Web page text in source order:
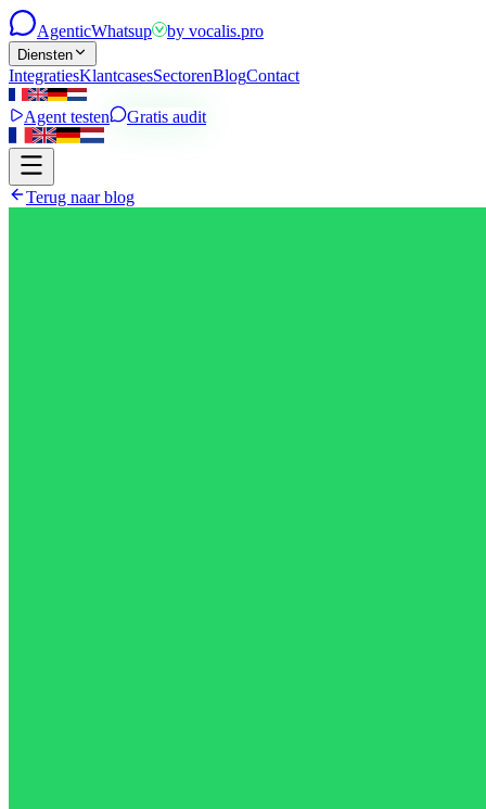
AgenticWhatsup by vocalis.pro
Diensten
IntegratiesKlantcasesSectorenBlogContact
Agent testen Gratis audit
Terug naar blog